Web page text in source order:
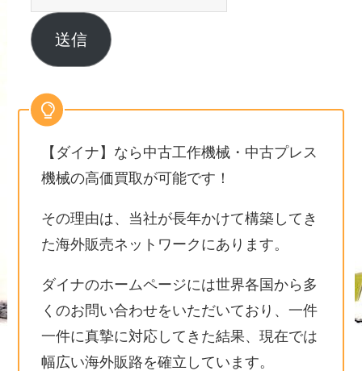
送信
【ダイナ】なら中古工作機械・中古プレス
機械の高価買取が可能です！
その理由は、当社が長年かけて構築してき
た海外販売ネットワークにあります。
ダイナのホームページには世界各国から多
くのお問い合わせをいただいており、一件
一件に真摯に対応してきた結果、現在では
幅広い海外販路を確立しています。